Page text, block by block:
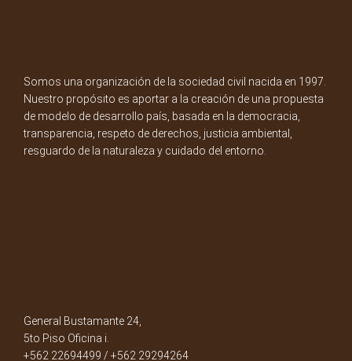
Somos una organización de la sociedad civil nacida en 1997.
Nuestro propósito es aportar a la creación de una propuesta
de modelo de desarrollo país, basada en la democracia,
transparencia, respeto de derechos, justicia ambiental,
resguardo de la naturaleza y cuidado del entorno.
General Bustamante 24,
5to Piso Oficina i.
+562 22694499 / +562 29294264